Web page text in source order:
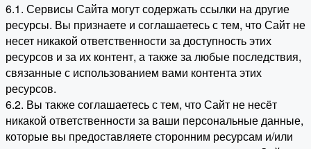
6.1. Сервисы Сайта могут содержать ссылки на другие
ресурсы. Вы признаете и соглашаетесь с тем, что Сайт не
несет никакой ответственности за доступность этих
ресурсов и за их контент, а также за любые последствия,
связанные с использованием вами контента этих
ресурсов.
6.2. Вы также соглашаетесь с тем, что Сайт не несёт
никакой ответственности за ваши персональные данные,
которые вы предоставляете сторонним ресурсам и/или